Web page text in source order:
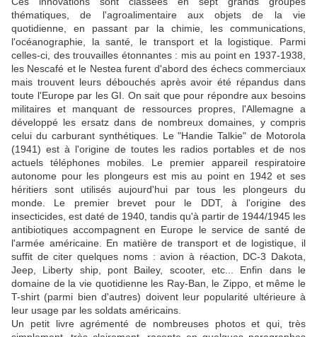
thématiques, de l'agroalimentaire aux objets de la vie
quotidienne, en passant par la chimie, les communications,
l'océanographie, la santé, le transport et la logistique. Parmi
celles-ci, des trouvailles étonnantes : mis au point en 1937-1938,
les Nescafé et le Nestea furent d'abord des échecs commerciaux
mais trouvent leurs débouchés après avoir été répandus dans
toute l'Europe par les GI. On sait que pour répondre aux besoins
militaires et manquant de ressources propres, l'Allemagne a
développé les ersatz dans de nombreux domaines, y compris
celui du carburant synthétiques. Le "Handie Talkie" de Motorola
(1941) est à l'origine de toutes les radios portables et de nos
actuels téléphones mobiles. Le premier appareil respiratoire
autonome pour les plongeurs est mis au point en 1942 et ses
héritiers sont utilisés aujourd'hui par tous les plongeurs du
monde. Le premier brevet pour le DDT, à l'origine des
insecticides, est daté de 1940, tandis qu'à partir de 1944/1945 les
antibiotiques accompagnent en Europe le service de santé de
l'armée américaine. En matière de transport et de logistique, il
suffit de citer quelques noms : avion à réaction, DC-3 Dakota,
Jeep, Liberty ship, pont Bailey, scooter, etc... Enfin dans le
domaine de la vie quotidienne les Ray-Ban, le Zippo, et même le
T-shirt (parmi bien d'autres) doivent leur popularité ultérieure à
leur usage par les soldats américains.
Un petit livre agrémenté de nombreuses photos et qui, très